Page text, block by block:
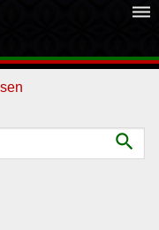
dehaze
search